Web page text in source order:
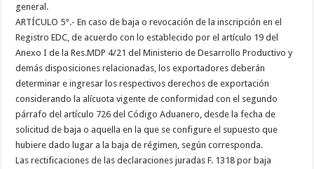
general.
ARTÍCULO 5°.- En caso de baja o revocación de la inscripción en el
Registro EDC, de acuerdo con lo establecido por el artículo 19 del
Anexo I de la Res.MDP 4/21 del Ministerio de Desarrollo Productivo y
demás disposiciones relacionadas, los exportadores deberán
determinar e ingresar los respectivos derechos de exportación
considerando la alícuota vigente de conformidad con el segundo
párrafo del artículo 726 del Código Aduanero, desde la fecha de
solicitud de baja o aquella en la que se configure el supuesto que
hubiere dado lugar a la baja de régimen, según corresponda.
Las rectificaciones de las declaraciones juradas F. 1318 por baja